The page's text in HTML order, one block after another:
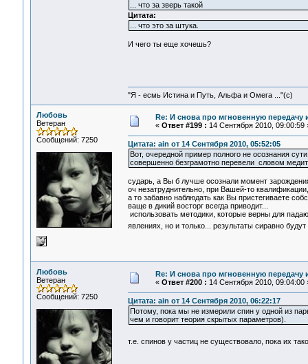
... что за зверь такой
Цитата:
... что это за штука.
И чего ты еще хочешь?
"Я - есмь Истина и Путь, Альфа и Омега ..."(с)
Любовь
Ветеран
Сообщений: 7250
Re: И снова про мгновенную
« Ответ #199 : 14 Сентября 2010, 09:00:59
Цитата: ain от 14 Сентября 2010, 05:52:05
Вот, очередной пример полного не осознания
совершенно безграмотно перевели словом
сударь, а Вы б лучше осознали момент
оч незатруднительно, при Вашей-то
а то забавно наблюдать как Вы пристегиваете
ваще в дикий восторг всегда приводит...
использовать методики, которые верны для
явлениях, но и только... результаты сиравно
Любовь
Ветеран
Сообщений: 7250
Re: И снова про мгновенную
« Ответ #200 : 14 Сентября 2010, 09:04:00
Цитата: ain от 14 Сентября 2010, 06:22:17
Потому, пока мы не измерили спин у одной из
чем и говорит теория скрытых параметров).
т.е. спинов у частиц не существовало, пока их